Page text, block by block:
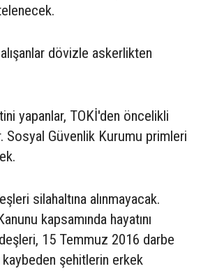
dövizle askerlikten
yapanlar, TOKİ'den öncelikli
Sosyal Güvenlik Kurumu primleri
silahaltına alınmayacak.
kapsamında hayatını
15 Temmuz 2016 darbe
kaybeden şehitlerin erkek